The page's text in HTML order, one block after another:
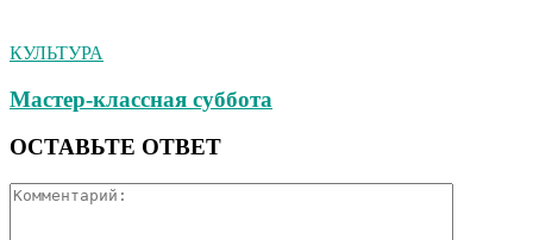
КУЛЬТУРА
Мастер-классная суббота
ОСТАВЬТЕ ОТВЕТ